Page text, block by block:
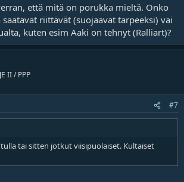
että mitä on porukka mieltä. Onko
riittävät (suojaavat tarpeeksi) vai
kuten esim Aaki on tehnyt (Ralliart)?
II / PPP
#7
tai sitten jotkut viisipuolaiset. Kultaiset